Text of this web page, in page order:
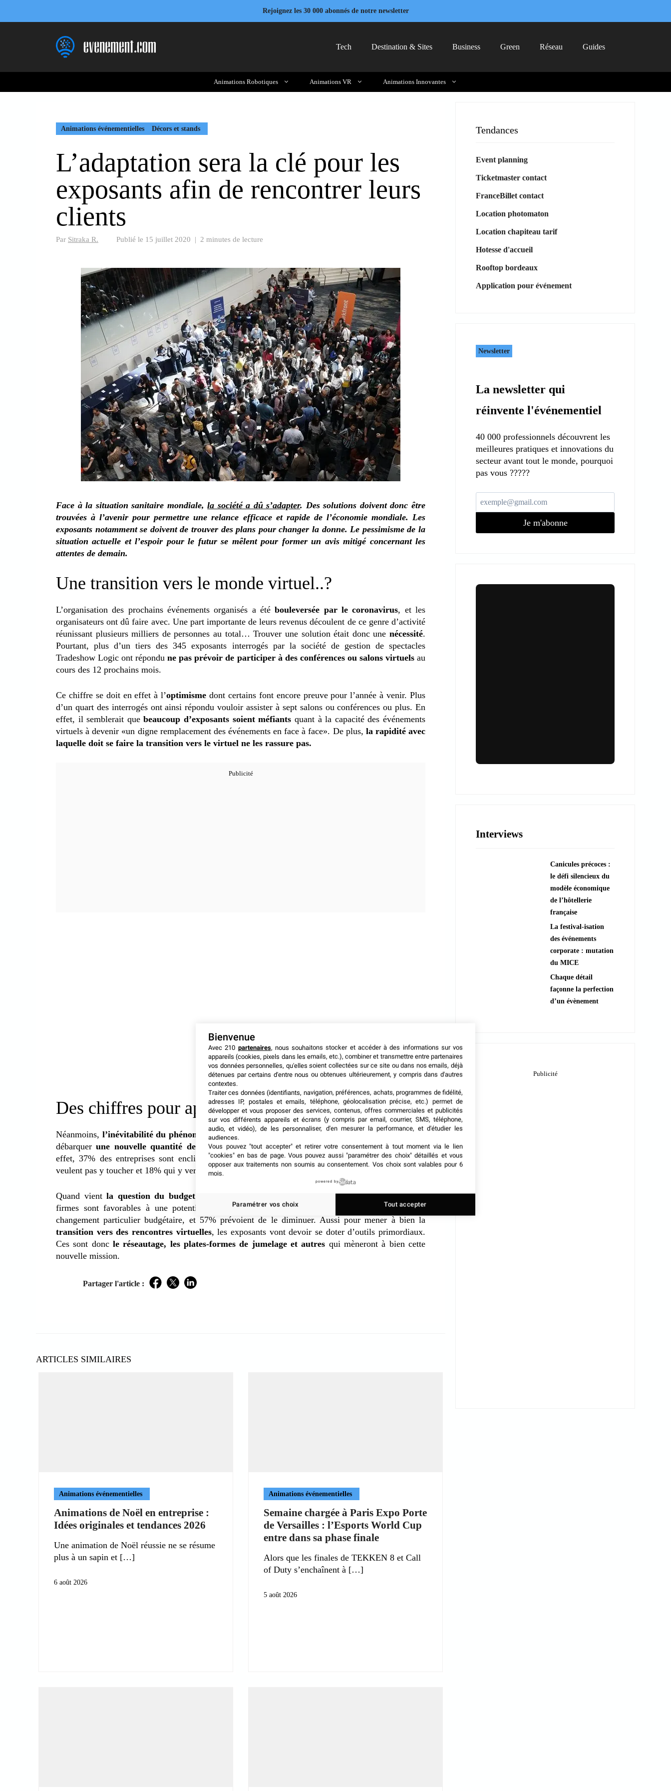
Rejoignez les 30 000 abonnés de notre newsletter
Tech Destination & Sites Business Green Réseau Guides
Animations Robotiques Animations VR Animations Innovantes
Animations événementielles Décors et stands
L’adaptation sera la clé pour les
exposants afin de rencontrer leurs
clients
Par Sitraka R. Publié le 15 juillet 2020 | 2 minutes de lecture
Face à la situation sanitaire mondiale,la société a dû s’adapter. Des solutions doivent donc être
trouvées à l’avenir pour permettre une relance efficace et rapide de l’économie mondiale. Les
exposants notamment se doivent de trouver des plans pour changer la donne. Le pessimisme de la
situation actuelle et l’espoir pour le futur se mêlent pour former un avis mitigé concernant les
attentes de demain.
Une transition vers le monde virtuel..?
L’organisation des prochains événements organisés a étébouleversée par le coronavirus, et les
organisateurs ont dû faire avec. Une part importante de leurs revenus découlent de ce genre d’activité
réunissant plusieurs milliers de personnes au total… Trouver une solution était donc une nécessité.
Pourtant, plus d’un tiers des 345 exposants interrogés par la société de gestion de spectacles
Tradeshow Logic ont répondune pas prévoir de participer à des conférences ou salons virtuelsau
cours des 12 prochains mois.
Ce chiffre se doit en effet à l’optimisme dont certains font encore preuve pour l’année à venir. Plus
d’un quart des interrogés ont ainsi répondu vouloir assister à sept salons ou conférences ou plus. En
effet, il semblerait quebeaucoup d’exposants soient méfiants quant à la capacité des événements
virtuels à devenir «un digne remplacement des événements en face à face». De plus, la rapidité avec
laquelle doit se faire la transition vers le virtuel ne les rassure pas.
Des chiffres pour appuyer le propos
Néanmoins, l’inévitabilité du phénomèneest bien dans les esprits. Les 12 prochains mois vont voir
débarquerune nouvelle quantité de dollars, consacrée au budget marketing des sociétés. En
effet, 37% des entreprises sont enclines à augmenter ce budget, contre 45% qui au contraire ne
veulent pas y toucher et 18% qui y verraient plutôt une baisse.
Quand vient la question du budget de marketing pour les événements en personne, 6% des
firmes sont favorables à une potentielle augmentation. 37% d’entres elles ne prévoient pas de
changement particulier budgétaire, et 57% prévoient de le diminuer. Aussi pour mener à bien la
transition vers des rencontres virtuelles, les exposants vont devoir se doter d’outils primordiaux.
Ces sont donc le réseautage, les plates-formes de jumelage et autres qui mèneront à bien cette
nouvelle mission.
Partager l'article : Facebook
TwitterLinkedIn
ARTICLES SIMILAIRES
Animations événementielles
Animations de Noël en entreprise :
Idées originales et tendances 2026
Une animation de Noël réussie ne se résume
plus à un sapin et
6 août 2026
Animations événementielles
Semaine chargée à Paris Expo Porte
de Versailles : l’Esports World Cup
entre dans sa phase finale
Alors que les finales de TEKKEN 8 et Call
of Duty s’enchaînent à
5 août 2026
Tendances
Event planning
Ticketmaster contact
FranceBillet contact
Location photomaton
Location chapiteau tarif
Hotesse d'accueil
Rooftop bordeaux
Application pour événement
Newsletter
La newsletter qui
réinvente l'événementiel
40 000 professionnels découvrent les
meilleures pratiques et innovations du
secteur avant tout le monde, pourquoi
pas vous ?????
Je m'abonne
???? Explorer les animations
Interviews
Canicules précoces :
le défi silencieux du
modèle économique
de l’hôtellerie
française
La festival-isation
des événements
corporate : mutation
du MICE
Chaque détail
façonne la perfection
d’un évènement
Bienvenue
Avec 210 partenaires, nous souhaitons stocker et accéder à des informations sur vos
appareils (cookies, pixels dans les emails, etc.), combiner et transmettre entre partenaires
vos données personnelles, qu'elles soient collectées sur ce site ou dans nos emails, déjà
détenues par certains d'entre nous ou obtenues ultérieurement, y compris dans d'autres
contextes.
Traiter ces données (identifiants, navigation, préférences, achats, programmes de fidélité,
adresses IP, postales et emails, téléphone, géolocalisation précise, etc.) permet de
développer et vous proposer des services, contenus, offres commerciales et publicités
sur vos différents appareils et écrans (y compris par email, courrier, SMS, téléphone,
audio, et vidéo), de les personnaliser, d'en mesurer la performance, et d'étudier les
audiences.
Vous pouvez "tout accepter" et retirer votre consentement à tout moment via le lien
"cookies" en bas de page. Vous pouvez aussi "paramétrer des choix" détaillés et vous
opposer aux traitements non soumis au consentement. Vos choix sont valables pour 6
mois.
powered by
Paramétrer vos choix Tout accepter